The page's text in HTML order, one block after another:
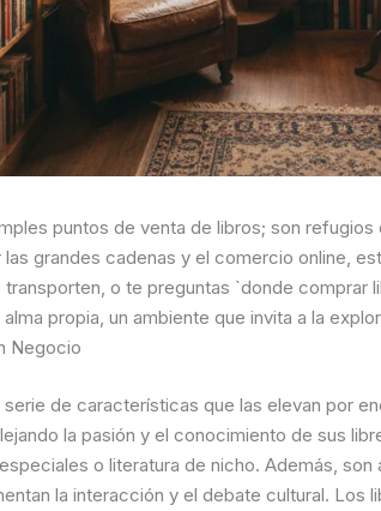
puntos de venta de libros; son
grandes cadenas y el comercio online,
o te preguntas `donde comprar
propia, un ambiente que invita a la
Negocio
de características que las elevan por
la pasión y el conocimiento de sus
o literatura de nicho. Además,
la interacción y el debate cultural. Los